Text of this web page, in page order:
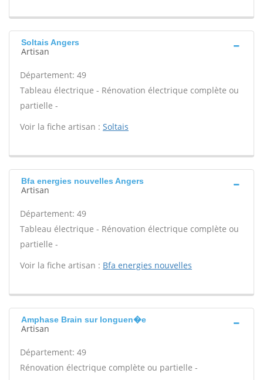
Soltais Angers
Artisan
Département: 49
Tableau électrique - Rénovation électrique complète ou
partielle -
Voir la fiche artisan : Soltais
Bfa energies nouvelles Angers
Artisan
Département: 49
Tableau électrique - Rénovation électrique complète ou
partielle -
Voir la fiche artisan : Bfa energies nouvelles
Amphase Brain sur longuen�e
Artisan
Département: 49
Rénovation électrique complète ou partielle -